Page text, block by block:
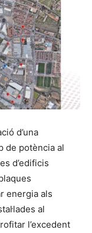
d’una
de potència al
d’edificis
energia als
al
l’excedent